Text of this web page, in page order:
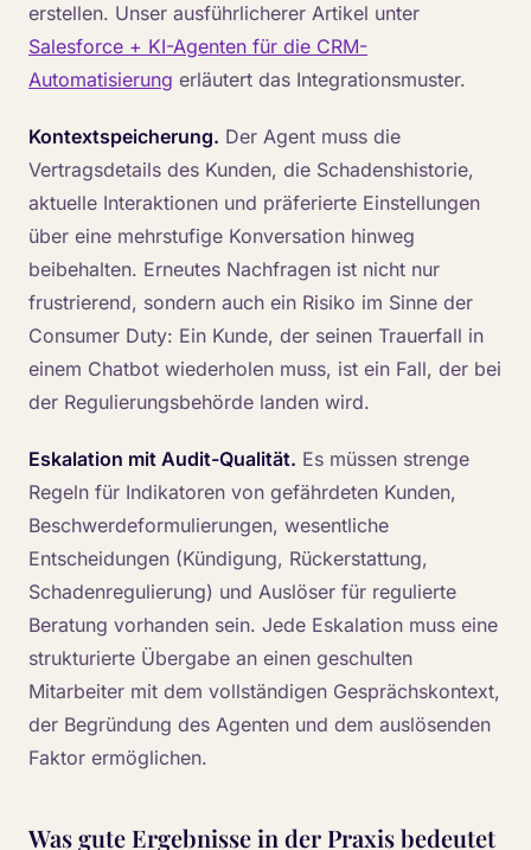
erstellen. Unser ausführlicherer Artikel unter
Salesforce + KI-Agenten für die CRM-
Automatisierung erläutert das Integrationsmuster.
Kontextspeicherung. Der Agent muss die
Vertragsdetails des Kunden, die Schadenshistorie,
aktuelle Interaktionen und präferierte Einstellungen
über eine mehrstufige Konversation hinweg
beibehalten. Erneutes Nachfragen ist nicht nur
frustrierend, sondern auch ein Risiko im Sinne der
Consumer Duty: Ein Kunde, der seinen Trauerfall in
einem Chatbot wiederholen muss, ist ein Fall, der bei
der Regulierungsbehörde landen wird.
Eskalation mit Audit-Qualität. Es müssen strenge
Regeln für Indikatoren von gefährdeten Kunden,
Beschwerdeformulierungen, wesentliche
Entscheidungen (Kündigung, Rückerstattung,
Schadenregulierung) und Auslöser für regulierte
Beratung vorhanden sein. Jede Eskalation muss eine
strukturierte Übergabe an einen geschulten
Mitarbeiter mit dem vollständigen Gesprächskontext,
der Begründung des Agenten und dem auslösenden
Faktor ermöglichen.
Was gute Ergebnisse in der Praxis bedeutet